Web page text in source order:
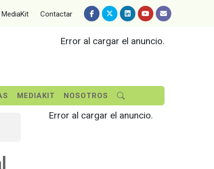
MediaKit Contactar
Error al cargar el anuncio.
MEDIAKIT NOSOTROS
Error al cargar el anuncio.